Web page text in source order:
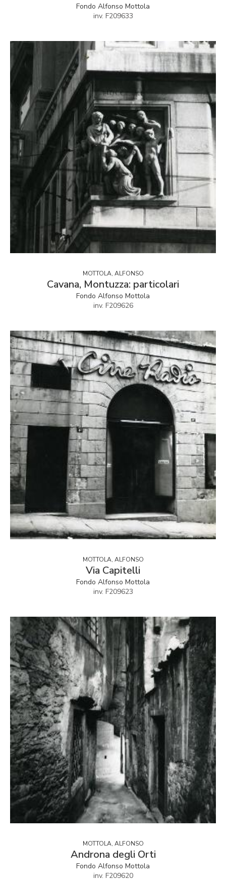
Fondo Alfonso Mottola
inv. F209633
MOTTOLA, ALFONSO
Cavana, Montuzza: particolari
Fondo Alfonso Mottola
inv. F209626
MOTTOLA, ALFONSO
Via Capitelli
Fondo Alfonso Mottola
inv. F209623
MOTTOLA, ALFONSO
Androna degli Orti
Fondo Alfonso Mottola
inv. F209620